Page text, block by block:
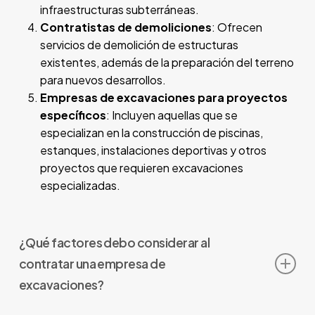
infraestructuras subterráneas.
Contratistas de demoliciones: Ofrecen
servicios de demolición de estructuras
existentes, además de la preparación del terreno
para nuevos desarrollos.
Empresas de excavaciones para proyectos
específicos: Incluyen aquellas que se
especializan en la construcción de piscinas,
estanques, instalaciones deportivas y otros
proyectos que requieren excavaciones
especializadas.
¿Qué factores debo considerar al
contratar una empresa de
excavaciones?